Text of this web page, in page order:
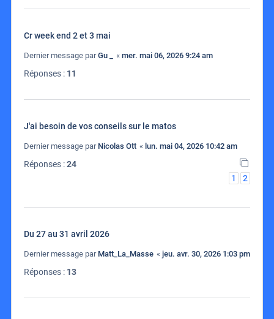
Cr week end 2 et 3 mai
Dernier message parGu _ « mer. mai 06, 2026 9:24 am
Réponses : 11
J'ai besoin de vos conseils sur le matos
Dernier message par Nicolas Ott « lun. mai 04, 2026 10:42 am
Réponses :24
1
2
Du 27 au 31 avril 2026
Dernier message par Matt_La_Masse « jeu. avr. 30, 2026 1:03 pm
Réponses : 13